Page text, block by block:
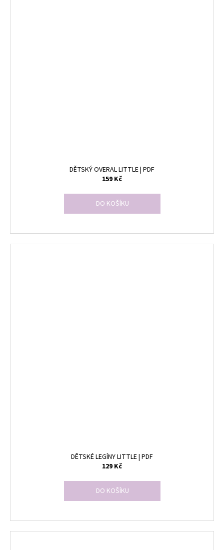
DĚTSKÝ OVERAL LITTLE | PDF
159 Kč
DO KOŠÍKU
DĚTSKÉ LEGÍNY LITTLE | PDF
129 Kč
DO KOŠÍKU